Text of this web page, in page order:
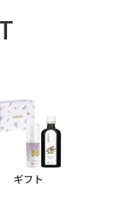
ギフト